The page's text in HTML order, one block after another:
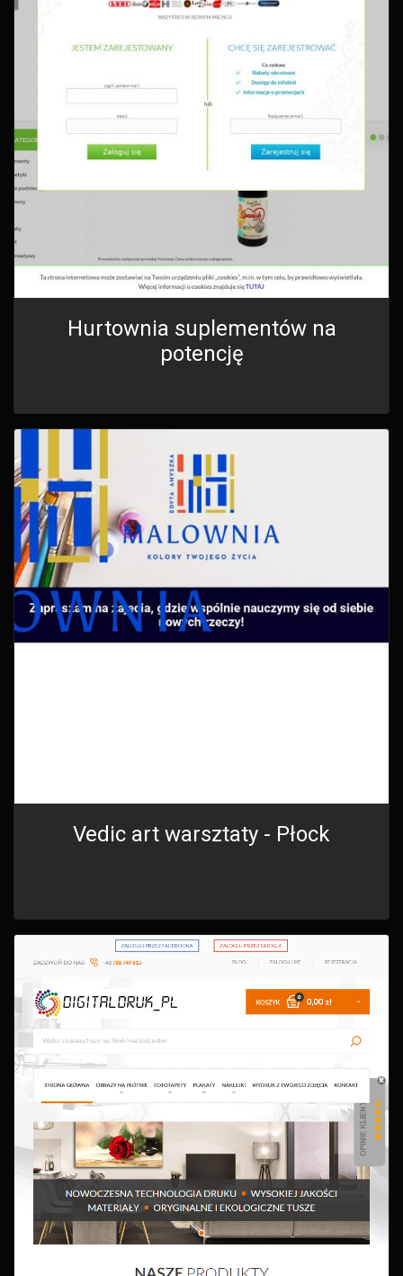
Hurtownia suplementów na
potencję
Vedic art warsztaty - Płock